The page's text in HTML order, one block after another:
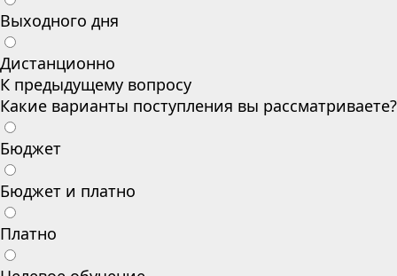
Выходного дня
Дистанционно
К предыдущему вопросу
Какие варианты поступления вы рассматриваете?
Бюджет
Бюджет и платно
Платно